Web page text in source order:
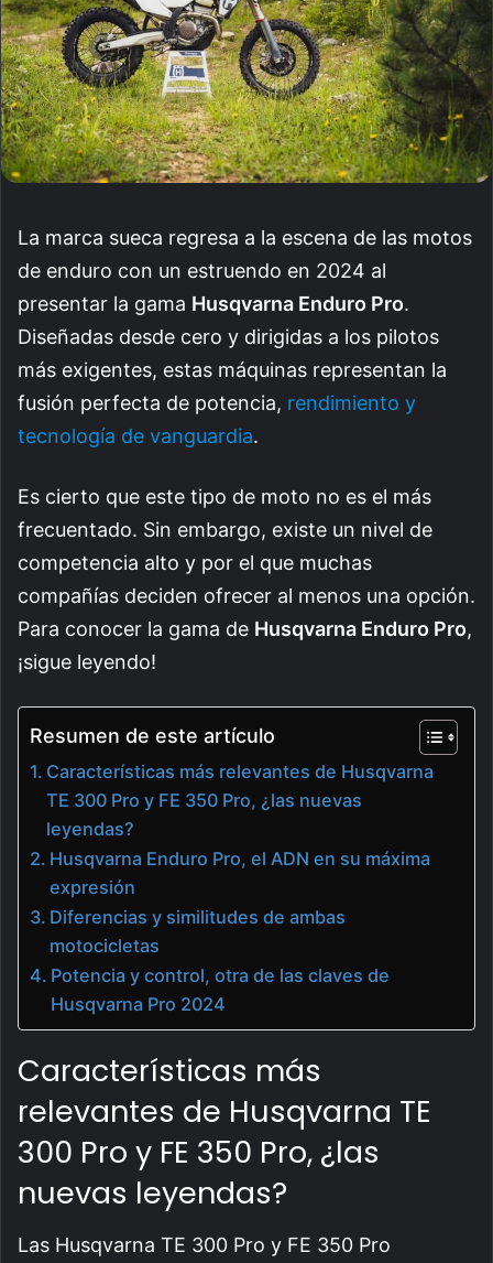
La marca sueca regresa a la escena de las motos
de enduro con un estruendo en 2024 al
presentar la gama Husqvarna Enduro Pro.
Diseñadas desde cero y dirigidas a los pilotos
más exigentes, estas máquinas representan la
fusión perfecta de potencia, rendimiento y
tecnología de vanguardia.
Es cierto que este tipo de moto no es el más
frecuentado. Sin embargo, existe un nivel de
competencia alto y por el que muchas
compañías deciden ofrecer al menos una opción.
Para conocer la gama de Husqvarna Enduro Pro,
¡sigue leyendo!
Resumen de este artículo
Características más relevantes de Husqvarna
TE 300 Pro y FE 350 Pro, ¿las nuevas
leyendas?
Husqvarna Enduro Pro, el ADN en su máxima
expresión
Diferencias y similitudes de ambas
motocicletas
Potencia y control, otra de las claves de
Husqvarna Pro 2024
Características más
relevantes de Husqvarna TE
300 Pro y FE 350 Pro, ¿las
nuevas leyendas?
Las Husqvarna TE 300 Pro y FE 350 Pro